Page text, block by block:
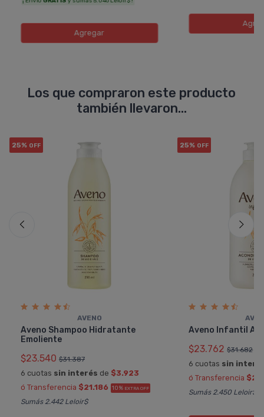
Agregar
Los que compraron este producto
también llevaron...
25% OFF
AVENO
Aveno Shampoo Hidratante
Emoliente
$23.540 $31.387
6 cuotas sin interés de $3.923
ó Transferencia $21.186 10% EXTRA OFF
Sumás 2.442 Leloir$
25% OFF
Aveno Infantil
$23.762 $31.682
6 cuotas sin
ó Transferencia
Sumás 2.450 Leloir$